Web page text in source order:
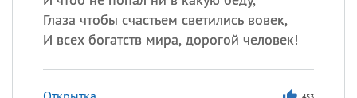
Глаза чтобы счастьем светились вовек,
И всех богатств мира, дорогой человек!